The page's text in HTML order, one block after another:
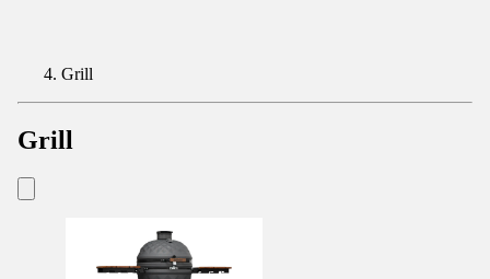
Grill
Grill